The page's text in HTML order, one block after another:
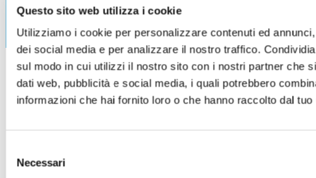
Questo sito web utilizza i cookie
Utilizziamo i cookie per personalizzare contenuti ed
dei social media e per analizzare il nostro traffico.
sul modo in cui utilizzi il nostro sito con i nostri partner che
dati web, pubblicità e social media, i quali potrebbero
informazioni che hai fornito loro o che hanno raccolto dal
delNecessari